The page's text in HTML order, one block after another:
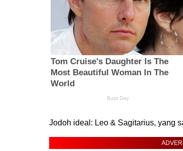
Jodoh ideal: Leo & Sagitarius, yang